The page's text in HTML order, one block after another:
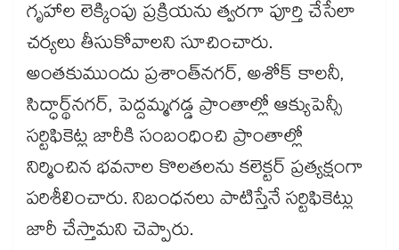
గృహాల లెక్కింపు ప్రక్రియను త్వరగా పూర్తి చేసేలా
చర్యలు తీసుకోవాలని సూచించారు.
అంతకుముందు ప్రశాంత్‌‌‌‌‌‌‌‌నగర్, అశోక్ కాలనీ,
సిద్ధార్థ్‌‌‌‌‌‌‌‌నగర్, పెద్దమ్మగడ్డ ప్రాంతాల్లో ఆక్యుపెన్సీ
సర్టిఫికెట్ల జారీకి సంబంధించి ప్రాంతాల్లో
నిర్మించిన భవనాల కొలతలను కలెక్టర్ ప్రత్యక్షంగా
పరిశీలించారు. నిబంధనలు పాటిస్తేనే సర్టిఫికెట్లు
జారీ చేస్తామని చెప్పారు.